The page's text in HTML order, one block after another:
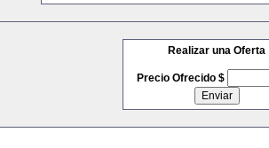
Realizar una Oferta
Precio Ofrecido $